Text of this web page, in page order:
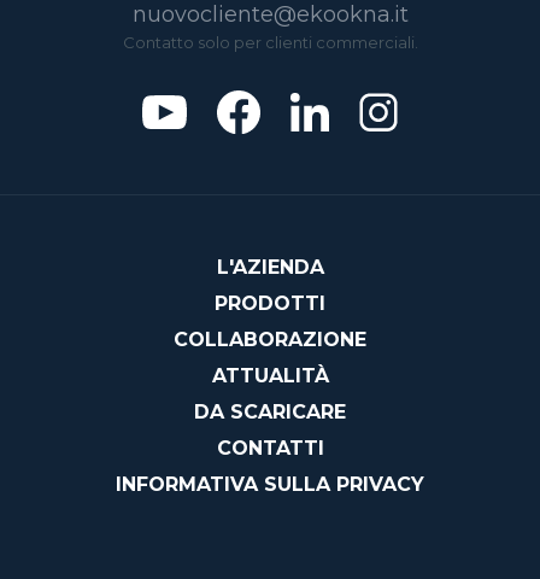
nuovocliente@ekookna.it
Contatto solo per clienti commerciali.
L'AZIENDA
PRODOTTI
COLLABORAZIONE
ATTUALITÀ
DA SCARICARE
CONTATTI
INFORMATIVA SULLA PRIVACY